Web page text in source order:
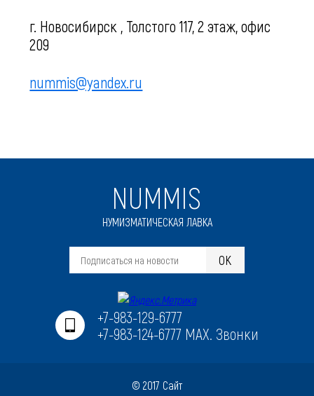
г. Новосибирск , Толстого 117, 2 этаж, офис
209
nummis@yandex.ru
NUMMIS
НУМИЗМАТИЧЕСКАЯ ЛАВКА
OK
+7-983-129-6777
+7-983-124-6777 MAX. Звонки
© 2017 Сайт